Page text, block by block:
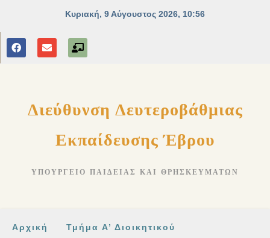
Διεύθυνση Δευτεροβάθμιας
Εκπαίδευσης Έβρου
ΥΠΟΥΡΓΕΊΟ ΠΑΙΔΕΊΑΣ ΚΑΙ ΘΡΗΣΚΕΥΜΆΤΩΝ
Αρχική Τμήμα Α’ Διοικητικού